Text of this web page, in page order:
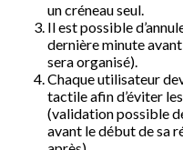
un créneau seul.
Il est possible
dernière minute
sera organisé).
Chaque utilisateur
tactile afin d’éviter
(validation possible
avant le début de sa